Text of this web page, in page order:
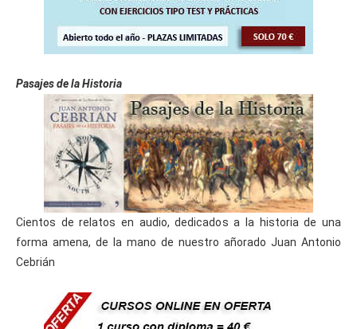
Pasajes de la Historia
Cientos de relatos en audio, dedicados a la historia de una
forma amena, de la mano de nuestro añorado Juan Antonio
Cebrián